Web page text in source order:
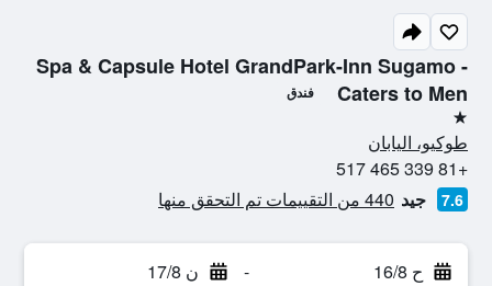
Spa & Capsule Hotel GrandPark-Inn Sugamo -
Caters to Men
فندق
نجمة واحدة
طوكيو، اليابان
+81 339 465 517
7.6 جيد 440 من التقييمات تم التحقق منها
ح 16/8 - ن 17/8